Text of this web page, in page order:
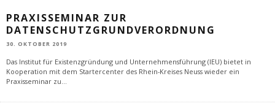
PRAXISSEMINAR ZUR
DATENSCHUTZGRUNDVERORDNUNG
30. OKTOBER 2019
Das Institut für Existenzgründung und Unternehmensführung (IEU) bietet in
Kooperation mit dem Startercenter des Rhein-Kreises Neuss wieder ein
Praxisseminar zu...